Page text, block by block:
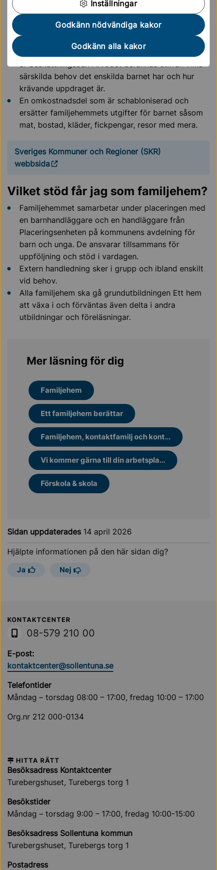
Inställningar
Godkänn nödvändiga kakor
Godkänn alla kakor
Sveriges Kommuner och Regioner (SKR) har riktlinjer
för vilken ersättning som ska betalas ut till
familjehem. Ersättningen består av:
En arvodesdel som är ersättning för uppdraget och
är beskattningsbar. Arvodet beräknas utifrån vilka
särskilda behov det enskilda barnet har och hur
krävande uppdraget är.
En omkostnadsdel som är schabloniserad och
ersätter familjehemmets utgifter för barnet såsom
mat, bostad, kläder, fickpengar, resor med mera.
Sveriges Kommuner och Regioner (SKR)
webbsida
Vilket stöd får jag som familjehem?
Familjehemmet samarbetar under placeringen med
en barnhandläggare och en handläggare från
Placeringsenheten på kommunens avdelning för
barn och unga. De ansvarar tillsammans för
uppföljning och stöd i vardagen.
Extern handledning sker i grupp och ibland enskilt
vid behov.
Alla familjehem ska gå grundutbildningen Ett hem
att växa i och förväntas även delta i andra
utbildningar och föreläsningar.
Mer läsning för dig
Familjehem
Ett familjehem berättar
Familjehem, kontaktfamilj och kont...
Vi kommer gärna till din arbetspla...
Förskola & skola
Sidan uppdaterades 14 april 2026
Hjälpte informationen på den här sidan dig?
Ja Nej
Sollentuna Kommun
KONTAKTCENTER
08-579 210 00
E-post:
kontaktcenter@sollentuna.se
Telefontider
Måndag – torsdag 08:00 – 17:00, fredag 10:00 – 17:00
Org.nr 212 000-0134
HITTA RÄTT
Besöksadress Kontaktcenter
Turebergshuset, Turebergs torg 1
Besökstider
Måndag – torsdag 9:00 – 17:00, fredag 10:00-15:00
Besöksadress Sollentuna kommun
Turebergshuset, Turebergs torg 1
Postadress